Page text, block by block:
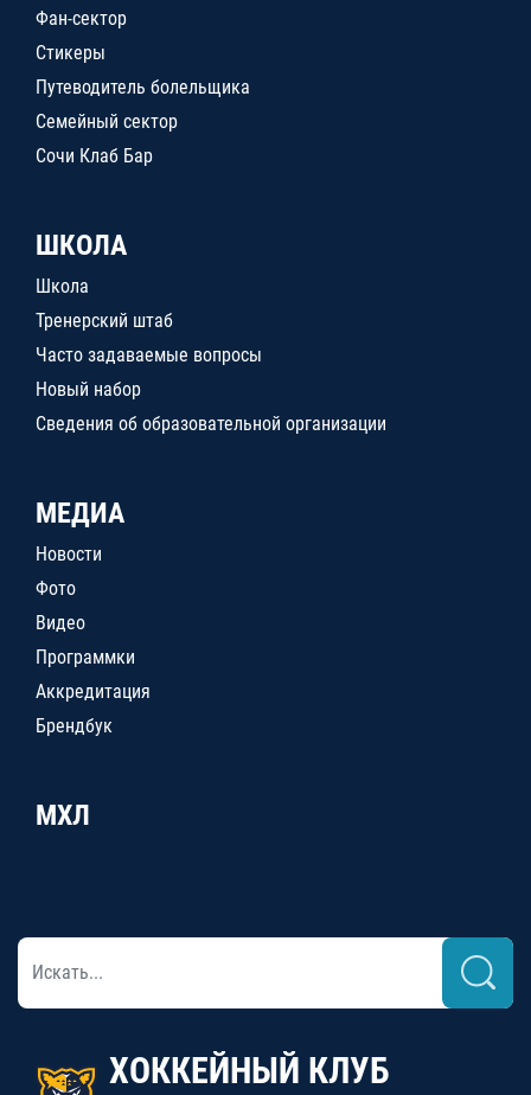
Фан-сектор
Стикеры
Путеводитель болельщика
Семейный сектор
Сочи Клаб Бар
ШКОЛА
Школа
Тренерский штаб
Часто задаваемые вопросы
Новый набор
Сведения об образовательной организации
МЕДИА
Новости
Фото
Видео
Программки
Аккредитация
Брендбук
МХЛ
ХОККЕЙНЫЙ КЛУБ